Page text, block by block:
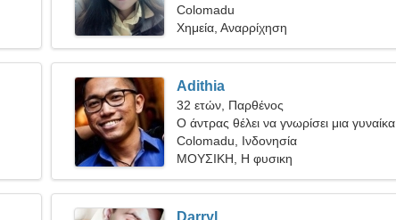
Colomadu
Χημεία, Αναρρίχηση
Adithia
32 ετών, Παρθένος
Ο άντρας θέλει να γνωρίσει μια γυναίκα
Colomadu, Ινδονησία
ΜΟΥΣΙΚΗ, Η φυσικη
Darryl